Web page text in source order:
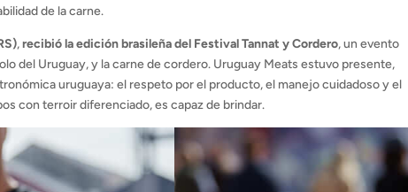
de la carne.
,recibió la edición brasileña del Festival Tannat y Cordero, un evento
del Uruguay, y la carne de cordero. Uruguay Meats estuvo presente,
uruguaya: el respeto por el producto, el manejo cuidadoso y el
con terroir diferenciado, es capaz de brindar.